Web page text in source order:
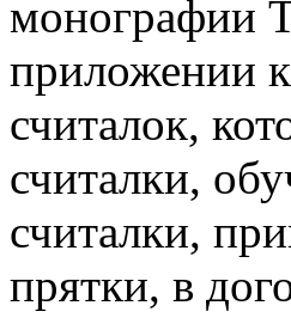
монографии
приложении
считалок,
считалки,
считалки,
прятки, в